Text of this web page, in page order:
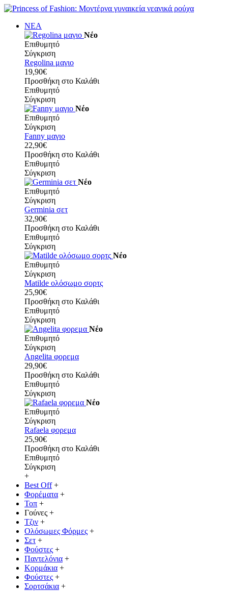
ΝΕΑ
Νέο
Επιθυμητό
Σύγκριση
Regolina μαγιο
19,90€
Προσθήκη στο Καλάθι
Επιθυμητό
Σύγκριση
Νέο
Επιθυμητό
Σύγκριση
Fanny μαγιο
22,90€
Προσθήκη στο Καλάθι
Επιθυμητό
Σύγκριση
Νέο
Επιθυμητό
Σύγκριση
Germinia σετ
32,90€
Προσθήκη στο Καλάθι
Επιθυμητό
Σύγκριση
Νέο
Επιθυμητό
Σύγκριση
Matilde ολόσωμο σορτς
25,90€
Προσθήκη στο Καλάθι
Επιθυμητό
Σύγκριση
Νέο
Επιθυμητό
Σύγκριση
Angelita φορεμα
29,90€
Προσθήκη στο Καλάθι
Επιθυμητό
Σύγκριση
Νέο
Επιθυμητό
Σύγκριση
Rafaela φορεμα
25,90€
Προσθήκη στο Καλάθι
Επιθυμητό
Σύγκριση
+
Best Off +
Φορέματα +
Τοπ +
Γούνες +
Τζιν +
Ολόσωμες Φόρμες +
Σετ +
Φούστες +
Παντελόνια +
Κορμάκια +
Φούστες +
Σορτσάκια +